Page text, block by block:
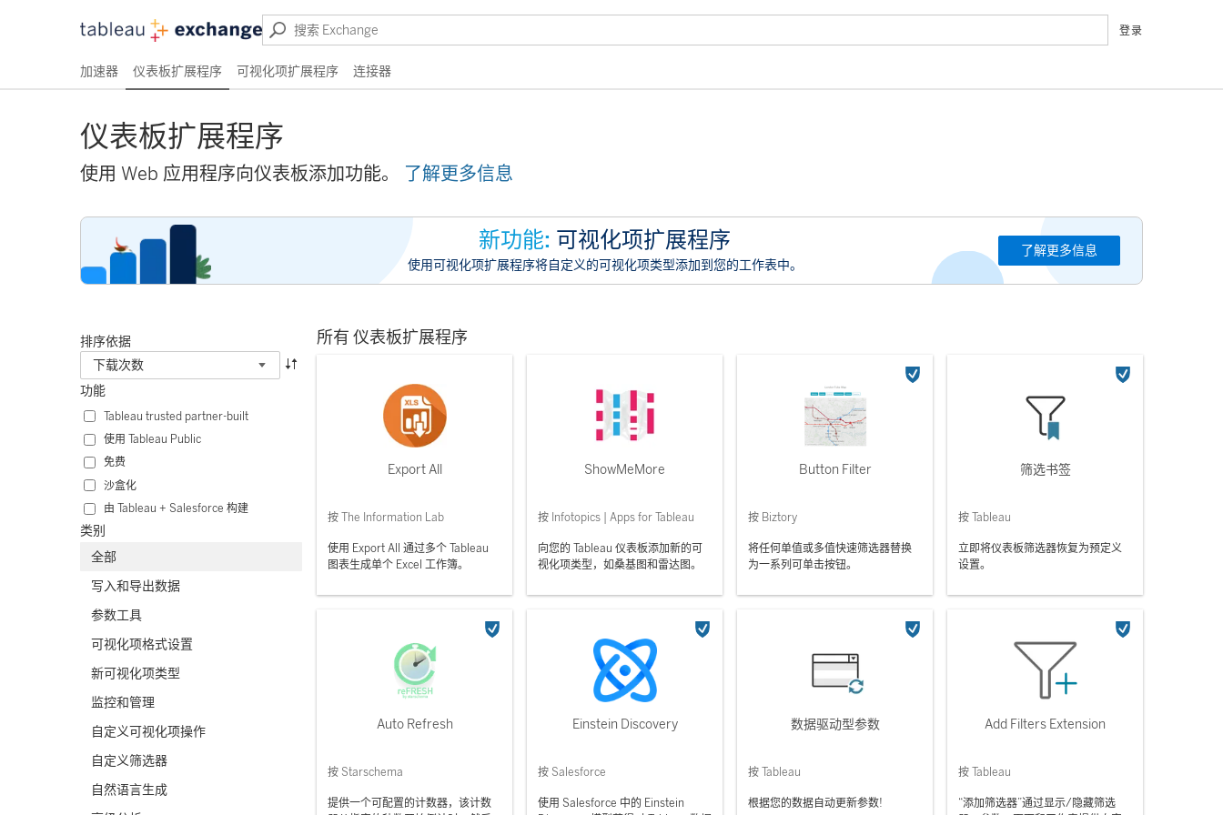
登录
加速器 仪表板扩展程序 可视化项扩展程序 连接器
仪表板扩展程序
使用 Web 应用程序向仪表板添加功能。 了解更多信息
新功能: 可视化项扩展程序
使用可视化项扩展程序将自定义的可视化项类型添加到您的工作表中。
了解更多信息
排序依据
下载次数
功能
Tableau trusted partner-built
使用 Tableau Public
免费
沙盒化
由 Tableau + Salesforce 构建
类别
全部
写入和导出数据
参数工具
可视化项格式设置
新可视化项类型
监控和管理
自定义可视化项操作
自定义筛选器
自然语言生成
所有 仪表板扩展程序
Export All
按 The Information Lab
使用 Export All 通过多个 Tableau
图表生成单个 Excel 工作簿。
ShowMeMore
按 Infotopics | Apps for Tableau
向您的 Tableau 仪表板添加新的可
视化项类型，如桑基图和雷达图。
Button Filter
按 Biztory
将任何单值或多值快速筛选器替换
为一系列可单击按钮。
筛选书签
按 Tableau
立即将仪表板筛选器恢复为预定义
设置。
Auto Refresh
按 Starschema
提供一个可配置的计数器，该计数
Einstein Discovery
按 Salesforce
使用 Salesforce 中的 Einstein
数据驱动型参数
按 Tableau
根据您的数据自动更新参数!
Add Filters Extension
按 Tableau
“添加筛选器”通过显示/隐藏筛选